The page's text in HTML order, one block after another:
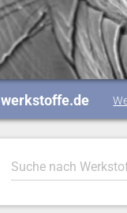
werkstoffe.de